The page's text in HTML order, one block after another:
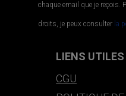
chaque email que je reçois.
droits, je peux consulter la
LIENS UTILES
CGU